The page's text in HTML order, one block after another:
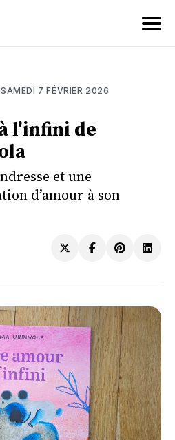
SAMEDI 7 FÉVRIER 2026
l'infini de
et une
d’amour à son